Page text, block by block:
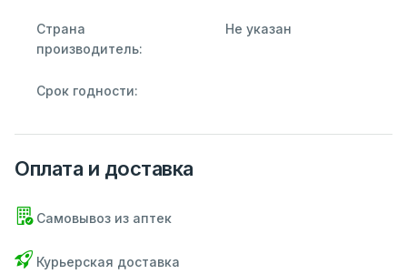
Страна
производитель:
Не указан
Срок годности:
Оплата и доставка
Самовывоз из аптек
Курьерская доставка